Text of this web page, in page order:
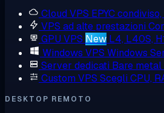
Cloud VPS EPYC
VPS ad alte prestazioni
GPU VPS New L4, L40S,
Windows VPS Windows
Server dedicati Bare
Custom VPS Scegli CPU,
DESKTOP REMOTO